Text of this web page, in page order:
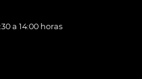
a 14:00 horas